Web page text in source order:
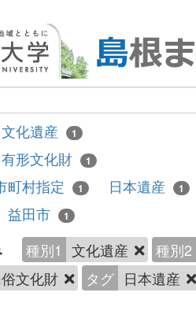
文化遺産 1
有形文化財 1
町村指定 1 日本遺産 1
益田市 1
種別1 文化遺産
種別2
文化財 タグ 日本遺産